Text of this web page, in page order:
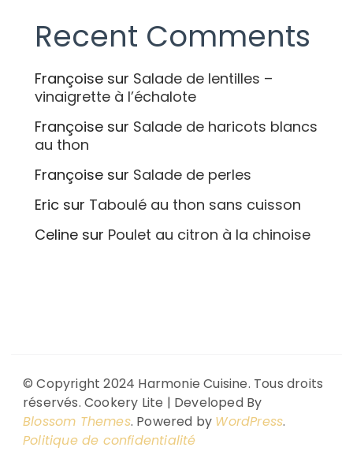
Recent Comments
Françoise sur Salade de lentilles –
vinaigrette à l’échalote
Françoise sur Salade de haricots blancs
au thon
Françoise sur Salade de perles
Eric sur Taboulé au thon sans cuisson
Celine sur Poulet au citron à la chinoise
© Copyright 2024 Harmonie Cuisine. Tous droits
réservés. Cookery Lite | Developed By
Blossom Themes. Powered by WordPress.
Politique de confidentialité